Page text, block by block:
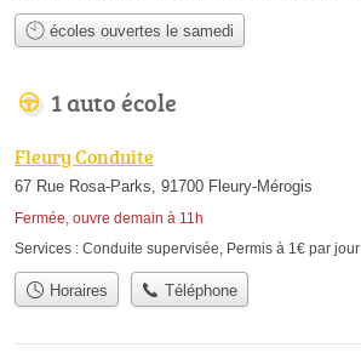
écoles ouvertes le samedi
1 auto école
Fleury Conduite
67 Rue Rosa-Parks, 91700 Fleury-Mérogis
Fermée, ouvre demain à 11h
Services : Conduite supervisée, Permis à 1€ par jour
Horaires Téléphone